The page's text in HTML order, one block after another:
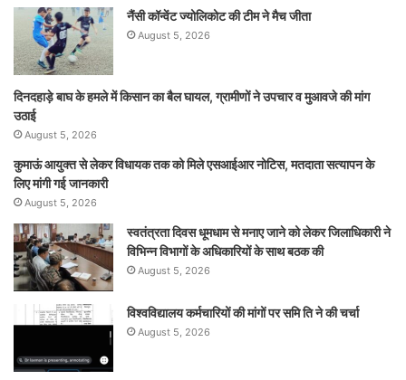
नैंसी कॉन्वेंट ज्योलिकोट की टीम ने मैच जीता
August 5, 2026
दिनदहाड़े बाघ के हमले में किसान का बैल घायल, ग्रामीणों ने उपचार व मुआवजे की मांग
उठाई
August 5, 2026
कुमाऊं आयुक्त से लेकर विधायक तक को मिले एसआईआर नोटिस, मतदाता सत्यापन के
लिए मांगी गई जानकारी
August 5, 2026
स्वतंत्रता दिवस धूमधाम से मनाए जाने को लेकर जिलाधिकारी ने
विभिन्न विभागों के अधिकारियों के साथ बठक की
August 5, 2026
विश्वविद्यालय कर्मचारियों की मांगों पर समि ति ने की चर्चा
August 5, 2026